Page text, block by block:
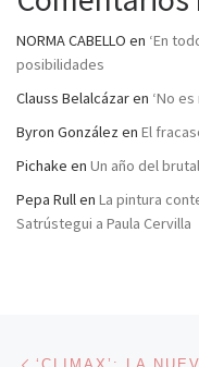
NORMA CABELLO en ‘En
posibilidades
Clauss Belalcázaren ‘No
Byron González en El
Pichake en Un año del
Pepa Rullen La pintura
Satrústegui a Paula Cervilla
Navegación